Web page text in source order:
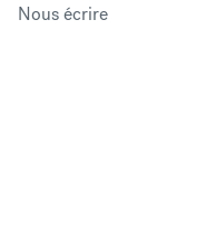
Nous écrire